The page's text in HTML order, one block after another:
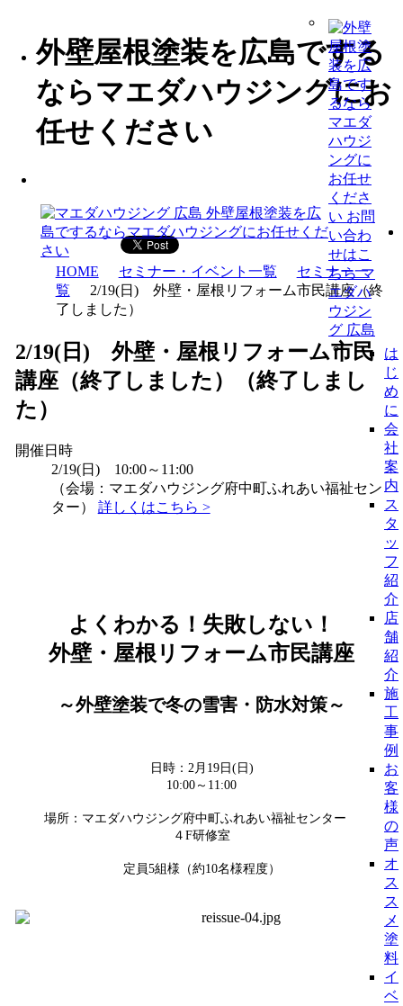
外壁屋根塗装を広島でする
ならマエダハウジングにお
任せください
は
じ
め
に
会
社
案
内
ス
タ
ッ
フ
紹
介
店
舗
紹
介
施
工
事
例
お
客
様
の
声
オ
ス
ス
メ
塗
料
イ
ベ
HOME セミナー・イベント一覧
セミナー一
覧
2/19(日) 外壁・屋根リフォーム市民講座（終
了しました）
2/19(日) 外壁・屋根リフォーム市民
講座（終了しました）（終了しまし
た）
開催日時
2/19(日) 10:00～11:00
（会場：マエダハウジング府中町ふれあい福祉セン
ター） 詳しくはこちら >
よくわかる！失敗しない！
外壁・屋根リフォーム市民講座
～外壁塗装で冬の雪害・防水対策～
日時：2月19日(日)
10:00～11:00
場所：マエダハウジング府中町ふれあい福祉センター
４F研修室
定員5組様（約10名様程度）